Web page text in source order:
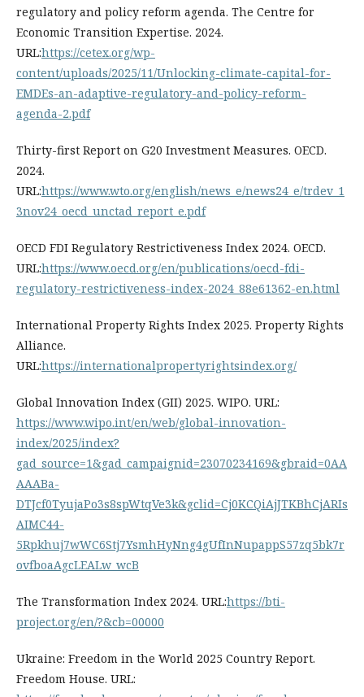
regulatory and policy reform agenda. The Centre for
Economic Transition Expertise. 2024.
URL:https://cetex.org/wp-
content/uploads/2025/11/Unlocking-climate-capital-for-
EMDEs-an-adaptive-regulatory-and-policy-reform-
agenda-2.pdf
Thirty-first Report on G20 Investment Measures. OECD.
2024.
URL:https://www.wto.org/english/news_e/news24_e/trdev_1
3nov24_oecd_unctad_report_e.pdf
OECD FDI Regulatory Restrictiveness Index 2024. OECD.
URL:https://www.oecd.org/en/publications/oecd-fdi-
regulatory-restrictiveness-index-2024_88e61362-en.html
International Property Rights Index 2025. Property Rights
Alliance.
URL:https://internationalpropertyrightsindex.org/
Global Innovation Index (GII) 2025. WIPO. URL:
https://www.wipo.int/en/web/global-innovation-
index/2025/index?
gad_source=1&gad_campaignid=23070234169&gbraid=0AA
AAABa-
DTJcf0TyujaPo3s8spWtqVe3k&gclid=Cj0KCQiAjJTKBhCjARIs
AIMC44-
5Rpkhuj7wWC6Stj7YsmhHyNng4gUfInNupappS57zq5bk7r
ovfboaAgcLEALw_wcB
The Transformation Index 2024. URL:https://bti-
project.org/en/?&cb=00000
Ukraine: Freedom in the World 2025 Country Report.
Freedom House. URL: